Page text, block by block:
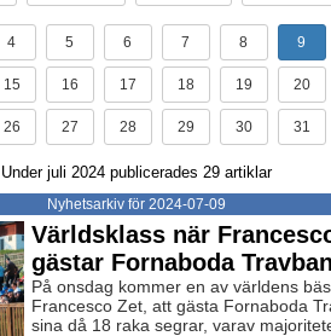
4 5 6 7 8 9
15 16 17 18 19 20
26 27 28 29 30 31
Under juli 2024 publicerades 29 artiklar
Nyhetsarkiv för 2024-07-09
Världsklass när
gästar Fornaboda
På onsdag kommer en av världens
Francesco Zet, att gästa Fornaboda
sina då 18 raka segrar, varav